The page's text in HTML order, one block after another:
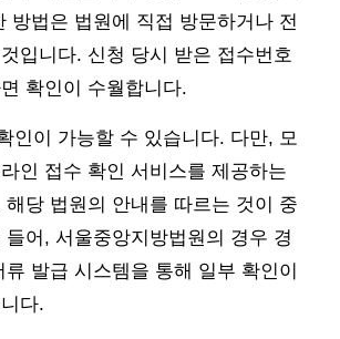
방법은 법원에 직접 방문하거나 전
입니다. 신청 당시 받은 접수번호
확인이 수월합니다.
인이 가능할 수 있습니다. 다만, 모
인 접수 확인 서비스를 제공하는
해당 법원의 안내를 따르는 것이 중
들어, 서울중앙지방법원의 경우 경
발급 시스템을 통해 일부 확인이
다.